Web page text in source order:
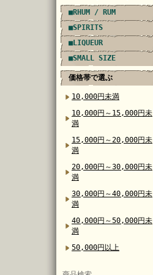
■RHUM / RUM
■SPIRITS
■LIQUEUR
■SMALL SIZE
価格帯で選ぶ
10,000円未満
10,000円～15,000円未
満
15,000円～20,000円未
満
20,000円～30,000円未
満
30,000円～40,000円未
満
40,000円～50,000円未
満
50,000円以上